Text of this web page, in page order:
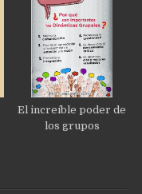
El increíble poder de
los grupos